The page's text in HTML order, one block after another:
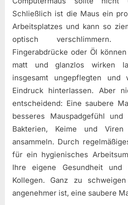
Schließlich ist die Maus ein
Arbeitsplatzes und kann so
optisch verschlimmern.
Fingerabdrücke oder Öl
matt und glanzlos wirken
insgesamt ungepflegten und
Eindruck hinterlassen. Aber
entscheidend: Eine saubere
besseres Mauspadgefühl
Bakterien, Keime und
ansammeln. Durch
für ein hygienisches
Ihre eigene Gesundheit und
Kollegen. Ganz zu
angenehmer ist, eine saubere